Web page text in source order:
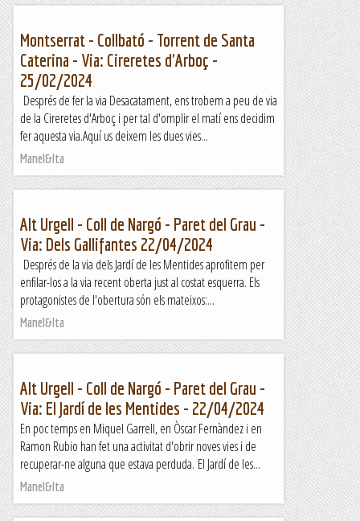
Montserrat - Collbató - Torrent de Santa
Caterina - Via: Cireretes d'Arboç -
25/02/2024
Després de fer la via Desacatament, ens trobem a peu de via
de la Cireretes d'Arboç i per tal d'omplir el matí ens decidim
fer aquesta via.Aquí us deixem les dues vies...
Manel&Ita
Alt Urgell - Coll de Nargó - Paret del Grau -
Via: Dels Gallifantes 22/04/2024
Després de la via dels Jardí de les Mentides aprofitem per
enfilar-los a la via recent oberta just al costat esquerra. Els
protagonistes de l'obertura són els mateixos:...
Manel&Ita
Alt Urgell - Coll de Nargó - Paret del Grau -
Via: El Jardí de les Mentides - 22/04/2024
En poc temps en Miquel Garrell, en Òscar Fernàndez i en
Ramon Rubio han fet una activitat d'obrir noves vies i de
recuperar-ne alguna que estava perduda. El Jardí de les...
Manel&Ita